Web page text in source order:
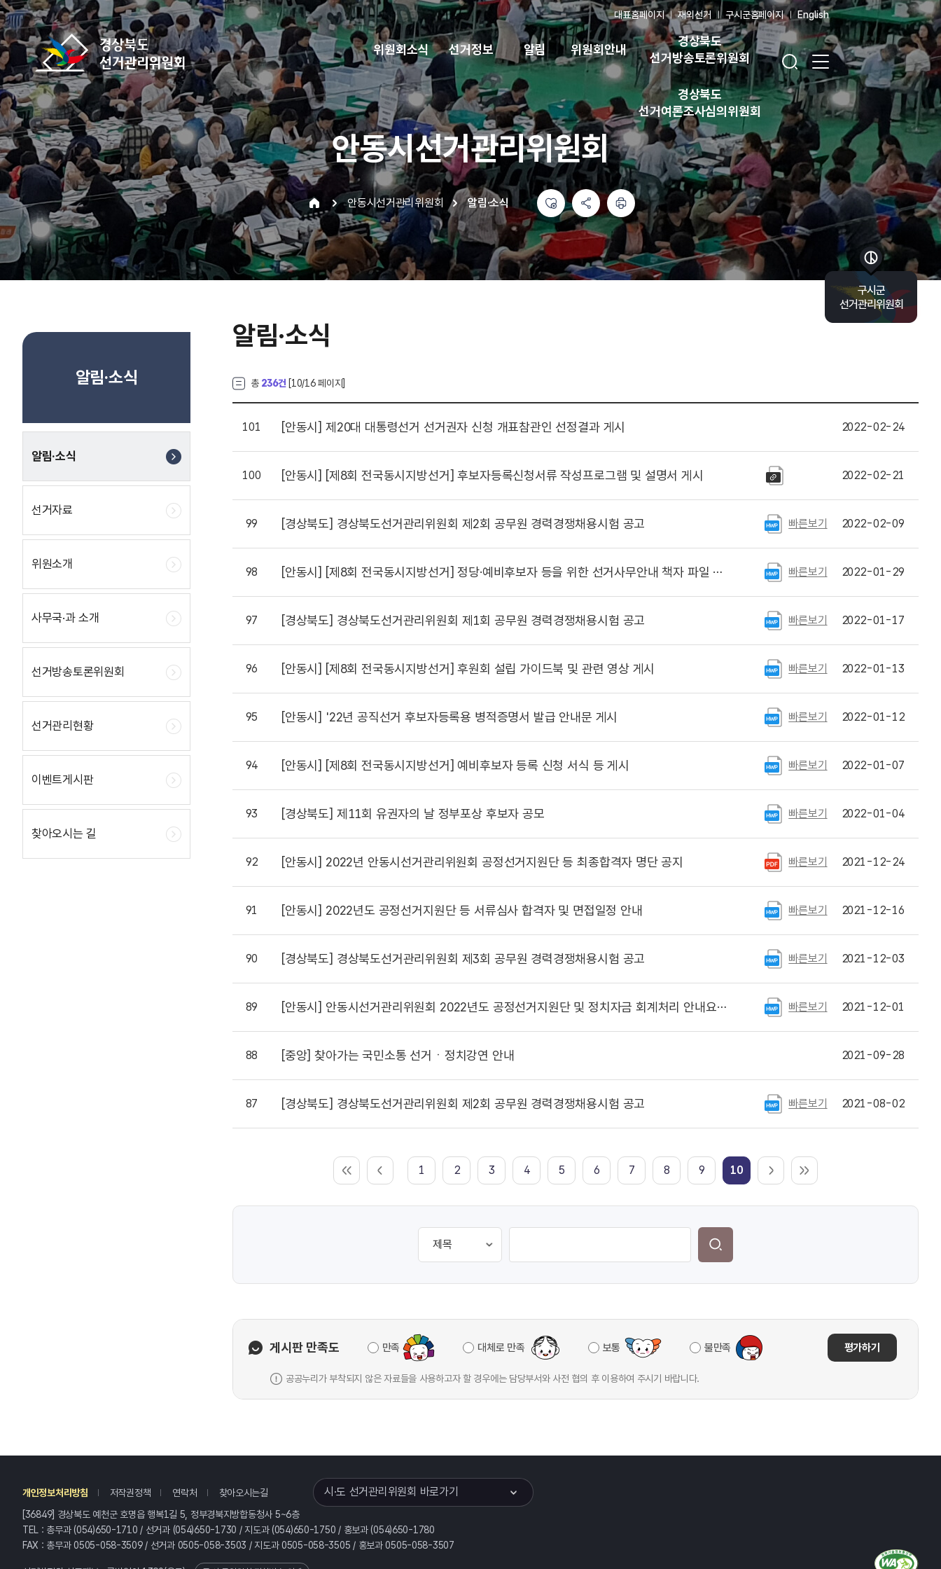
바로가기 메뉴
대표홈페이지 재외선거 구시군홈페이지 English
위원회소식 선거정보 알림 위원회안내
경상북도
선거방송토론위원회
경상북도
선거여론조사심의위원회
안동시선거관리위원회
안동시선거관리위원회 알림·소식
알림·소식
알림·소식
선거자료
위원소개
사무국·과 소개
선거방송토론위원회
선거관리현황
이벤트게시판
찾아오시는 길
알림·소식
총 236건 [10/16 페이지]
101 [안동시] 제20대 대통령선거 선거권자 신청 개표참관인 선정결과 게시 2022-02-24
100 [안동시] [제8회 전국동시지방선거] 후보자등록신청서류 작성프로그램 및 설명서 게시 2022-02-21
99 [경상북도] 경상북도선거관리위원회 제2회 공무원 경력경쟁채용시험 공고 빠른보기 2022-02-09
98 [안동시] [제8회 전국동시지방선거] 정당·예비후보자 등을 위한 선거사무안내 책자 파일 게시 빠른보기 2022-01-29
97 [경상북도] 경상북도선거관리위원회 제1회 공무원 경력경쟁채용시험 공고 빠른보기 2022-01-17
96 [안동시] [제8회 전국동시지방선거] 후원회 설립 가이드북 및 관련 영상 게시 빠른보기 2022-01-13
95 [안동시] '22년 공직선거 후보자등록용 병적증명서 발급 안내문 게시 빠른보기 2022-01-12
94 [안동시] [제8회 전국동시지방선거] 예비후보자 등록 신청 서식 등 게시 빠른보기 2022-01-07
93 [경상북도] 제11회 유권자의 날 정부포상 후보자 공모 빠른보기 2022-01-04
92 [안동시] 2022년 안동시선거관리위원회 공정선거지원단 등 최종합격자 명단 공지 빠른보기 2021-12-24
91 [안동시] 2022년도 공정선거지원단 등 서류심사 합격자 및 면접일정 안내 빠른보기 2021-12-16
90 [경상북도] 경상북도선거관리위원회 제3회 공무원 경력경쟁채용시험 공고 빠른보기 2021-12-03
89 [안동시] 안동시선거관리위원회 2022년도 공정선거지원단 및 정치자금 회계처리 안내요원 모집 빠른보기 2021-12-01
88 [중앙] 찾아가는 국민소통 선거ㆍ정치강연 안내 2021-09-28
87 [경상북도] 경상북도선거관리위원회 제2회 공무원 경력경쟁채용시험 공고 빠른보기 2021-08-02
1 2 3 4 5 6 7 8 9 10
게시판 만족도 만족 대체로 만족 보통 불만족 평가하기
공공누리가 부착되지 않은 자료들을 사용하고자 할 경우에는 담당부서와 사전 협의 후 이용하여 주시기 바랍니다.
구시군
선거관리위원회
바로가기 목록 열기
개인정보처리방침 저작권정책 연락처 찾아오시는길 시·도 선거관리위원회 바로가기
[36849] 경상북도 예천군 호명읍 행복1길 5, 정부경북지방합동청사 5~6층
TEL : 총무과 (054)650-1710 / 선거과 (054)650-1730 / 지도과 (054)650-1750 / 홍보과 (054)650-1780
FAX : 총무과 0505-058-3509 / 선거과 0505-058-3503 / 지도과 0505-058-3505 / 홍보과 0505-058-3507